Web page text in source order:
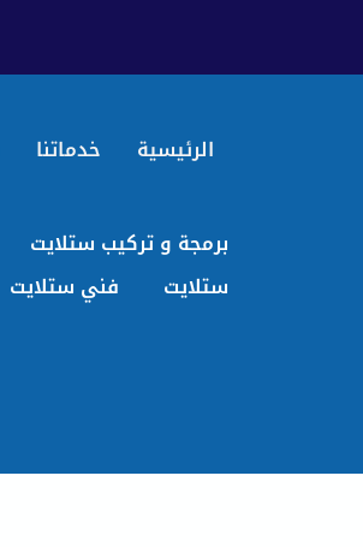
الرئيسية خدماتنا
برمجة و تركيب ستلايت
ستلايت
فني ستلايت